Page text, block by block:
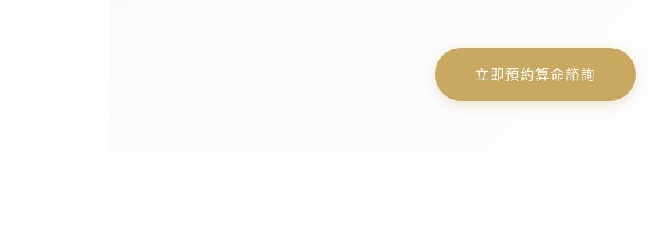
立即預約算命諮詢